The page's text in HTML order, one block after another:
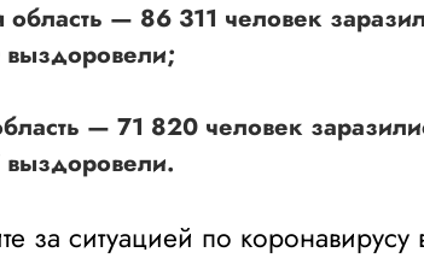
— 86 311 человек
— 71 820 человек
за ситуацией по коронавирусу